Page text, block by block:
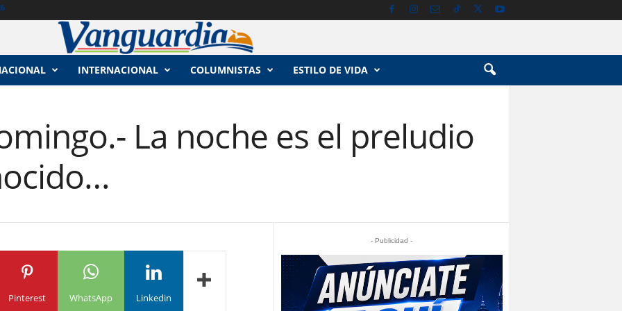
INTERNACIONAL COLUMNISTAS ESTILO DE VIDA
La noche es el preludio
Pinterest WhatsApp Linkedin
- Publicidad -